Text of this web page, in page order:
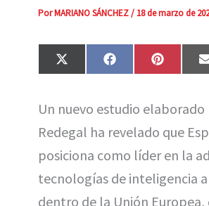
PorMARIANO SÁNCHEZ/ 18 de marzo de
Compartir
en
X
(
i
t
e
r
Compartir
en
F
a
b
o
en
P
i
e
e
t
Un nuevo estudio
Redegal ha revelado que
posiciona como líder en la
tecnologías de inteligencia
dentro de la Unión